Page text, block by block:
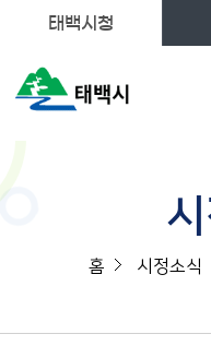
태백시청
홈 시정소식